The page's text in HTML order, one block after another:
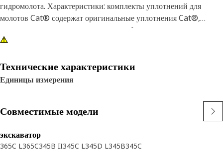
гидромолота. Характеристики: комплекты уплотнений для
молотов Cat® содержат оригинальные уплотнения Cat®,
многие из которых изготовлены из собственных материалов или
имеют патентованную конструкцию для использования в более
диапазоне. Все они соответствуют области применения, помогая
обеспечить максимальную производительность и длительный
повторной установки, клиенты получают быстрое решение во
максимальное время безотказной работы и производительность.
Рекомендуемое применение:Молоты Cat используются на
Технические характеристики
Единицы измерения
Совместимые модели
экскаватор
365C L365C345B II345C L345D L345B345C